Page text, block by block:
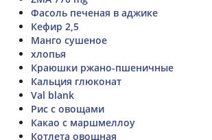
Фасоль печеная в аджике
Кефир 2,5
Манго сушеное
хлопья
Краюшки ржано-пшеничные
Кальция глюконат
Val blank
Рис с овощами
Какао с маршмеллоу
Котлета овощная